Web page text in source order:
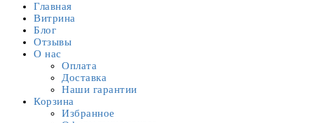
Главная
Витрина
Блог
Отзывы
О нас
Оплата
Доставка
Наши гарантии
Корзина
Избранное